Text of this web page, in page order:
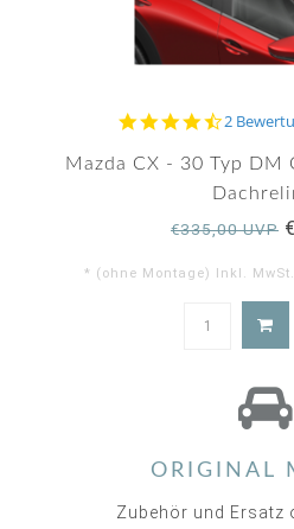
4.5
rating
2
Mazda CX - 30 Typ DM
€335,00 UVP
* (ohne Montage) Inkl.
ORIGINAL
Zubehör und Ersatz